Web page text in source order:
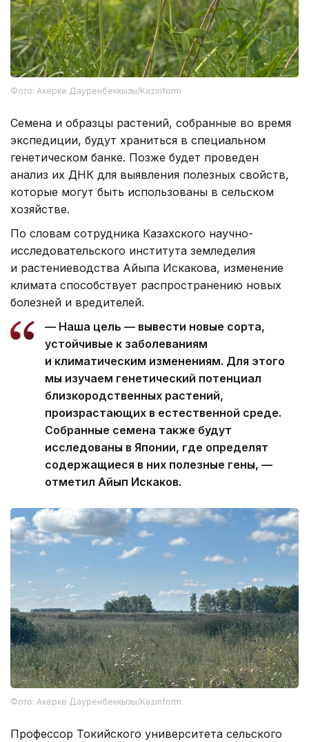
Фото: Акерке Дауренбеккызы/Kazinform
Семена и образцы растений, собранные во время
экспедиции, будут храниться в специальном
генетическом банке. Позже будет проведен
анализ их ДНК для выявления полезных свойств,
которые могут быть использованы в сельском
хозяйстве.
По словам сотрудника Казахского научно-
исследовательского института земледелия
и растениеводства Айыпа Искакова, изменение
климата способствует распространению новых
болезней и вредителей.
— Наша цель — вывести новые сорта,
устойчивые к заболеваниям
и климатическим изменениям. Для этого
мы изучаем генетический потенциал
близкородственных растений,
произрастающих в естественной среде.
Собранные семена также будут
исследованы в Японии, где определят
содержащиеся в них полезные гены, —
отметил Айып Искаков.
Фото: Акерке Дауренбеккызы/Kazinform
Профессор Токийского университета сельского